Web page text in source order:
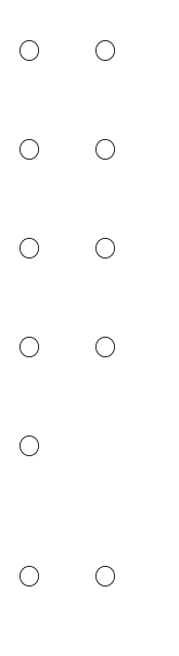
○ ○
○ ○
○ ○
○ ○
○
○ ○